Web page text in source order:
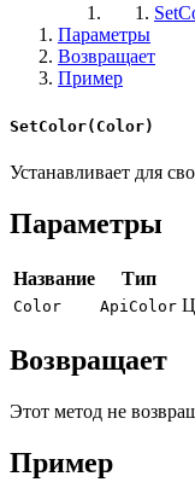
Параметры
Возвращает
Пример
SetColor(Color)
Устанавливает для
Параметры
Название Тип
Color ApiColor
Возвращает
Этот метод не
Пример